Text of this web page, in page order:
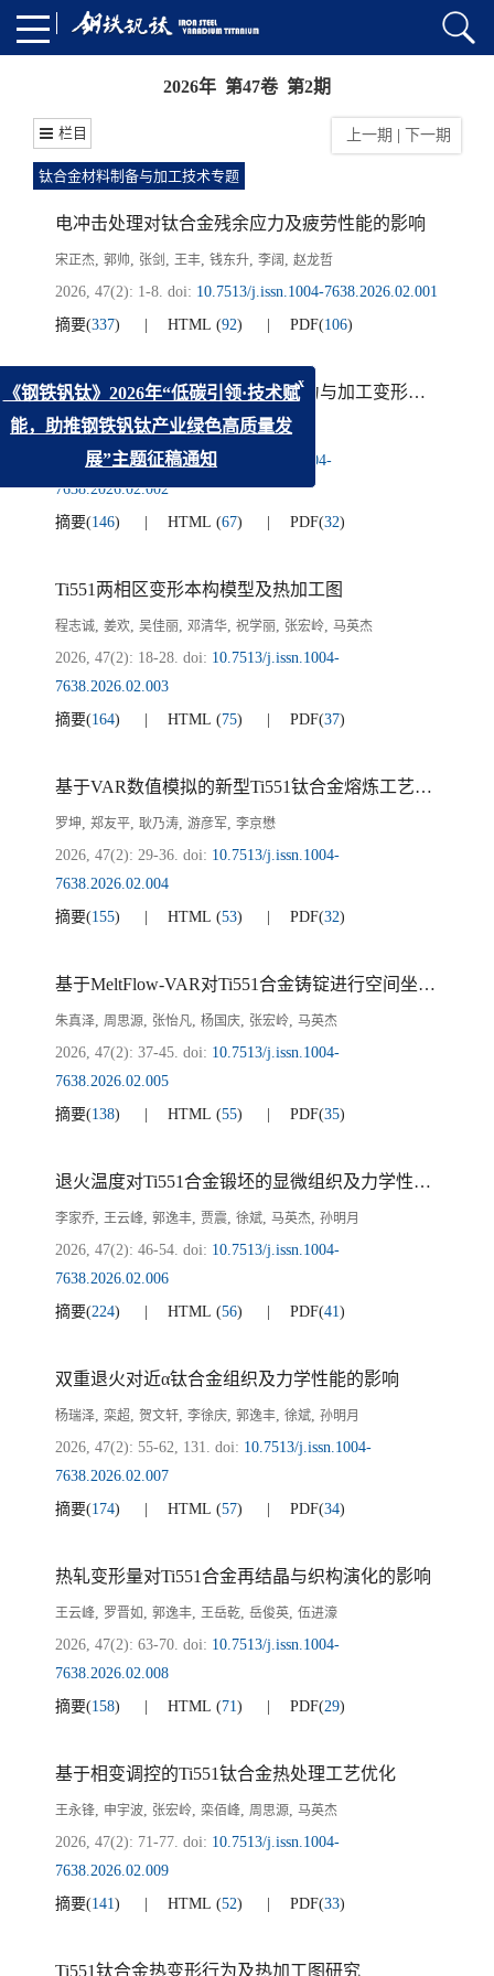
2026年 第47卷 第2期
栏目 上一期 下一期
钛合金材料制备与加工技术专题
电冲击处理对钛合金残余应力及疲劳性能的影响
宋正杰, 郭帅, 张剑 , 王丰, 钱东升, 李阔 , 赵龙哲
2026, 47(2): 1-8. doi: 10.7513/j.issn.1004-7638.2026.02.001
摘要(337) HTML (92) PDF(106)
钛合金薄壁环件制造过程残余应力与加工变形模拟与优化
王天乐,邓加东,钱东升,丁佐军,刘超
2026, 47(2): 9-17.doi:10.7513/j.issn.1004-
7638.2026.02.002
摘要(146) HTML (67) PDF(32)
Ti551两相区变形本构模型及热加工图
程志诚, 姜欢, 吴佳丽, 邓清华, 祝学丽, 张宏岭, 马英杰
2026, 47(2): 18-28. doi: 10.7513/j.issn.1004-
7638.2026.02.003
摘要(164) HTML (75) PDF(37)
基于VAR数值模拟的新型Ti551钛合金熔炼工艺研究
罗坤, 郑友平, 耿乃涛, 游彦军, 李京懋
2026, 47(2): 29-36. doi: 10.7513/j.issn.1004-
7638.2026.02.004
摘要(155) HTML (53) PDF(32)
基于MeltFlow-VAR对Ti551合金铸锭进行空间坐标变换的熔炼模拟研究
朱真泽, 周思源, 张怡凡, 杨国庆, 张宏岭, 马英杰
2026, 47(2): 37-45. doi: 10.7513/j.issn.1004-
7638.2026.02.005
摘要(138) HTML (55) PDF(35)
退火温度对Ti551合金锻坯的显微组织及力学性能的影响
李家乔, 王云峰, 郭逸丰, 贾震, 徐斌, 马英杰, 孙明月
2026, 47(2): 46-54. doi: 10.7513/j.issn.1004-
7638.2026.02.006
摘要(224) HTML (56) PDF(41)
双重退火对近α钛合金组织及力学性能的影响
杨瑞泽, 栾超, 贺文轩, 李徐庆, 郭逸丰, 徐斌, 孙明月
2026, 47(2): 55-62, 131. doi: 10.7513/j.issn.1004-
7638.2026.02.007
摘要(174) HTML (57) PDF(34)
热轧变形量对Ti551合金再结晶与织构演化的影响
王云峰, 罗晋如 , 郭逸丰, 王岳乾, 岳俊英, 伍进濠
2026, 47(2): 63-70. doi: 10.7513/j.issn.1004-
7638.2026.02.008
摘要(158) HTML (71) PDF(29)
基于相变调控的Ti551钛合金热处理工艺优化
王永锋, 申宇波, 张宏岭, 栾佰峰, 周思源, 马英杰
2026, 47(2): 71-77. doi: 10.7513/j.issn.1004-
7638.2026.02.009
摘要(141) HTML (52) PDF(33)
Ti551钛合金热变形行为及热加工图研究
《钢铁钒钛》2026年“低碳引领·技术赋
能，助推钢铁钒钛产业绿色高质量发
展”主题征稿通知